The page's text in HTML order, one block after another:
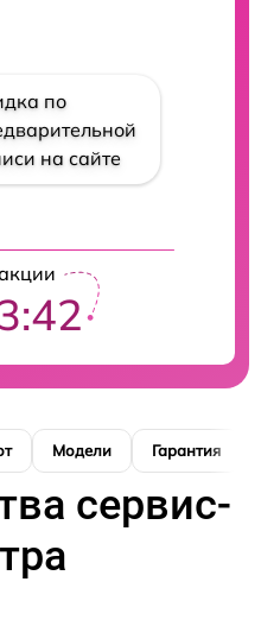
по
на сайте
Модели Гарантия
сервис-